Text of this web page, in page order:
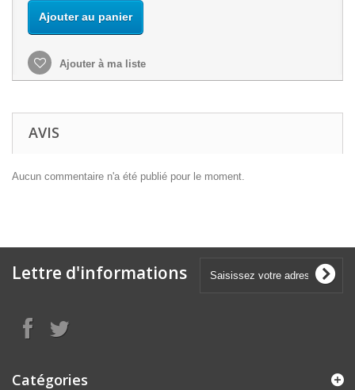
Ajouter au panier
Ajouter à ma liste
AVIS
Aucun commentaire n'a été publié pour le moment.
Lettre d'informations
Catégories